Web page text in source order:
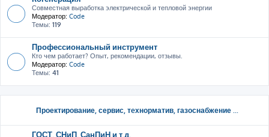
Совместная выработка электрической и тепловой энергии
Модератор: Code
Темы: 119
Профессиональный инструмент
Кто чем работает? Опыт, рекомендации, отзывы.
Модератор: Code
Темы: 41
Проектирование, сервис, тeхнорматив, газоснабжение ...
ГОСТ, СНиП, СанПиН и т.д.